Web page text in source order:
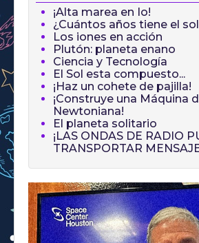
¡Alta marea en Io!
¿Cuántos años tiene el
Los iones en acción
Plutón: planeta enano
Ciencia y Tecnología
El Sol esta compuesto...
¡Haz un cohete de pajilla!
¡Construye una Máquina
Newtoniana!
El planeta solitario
¡LAS ONDAS DE RADIO
TRANSPORTAR